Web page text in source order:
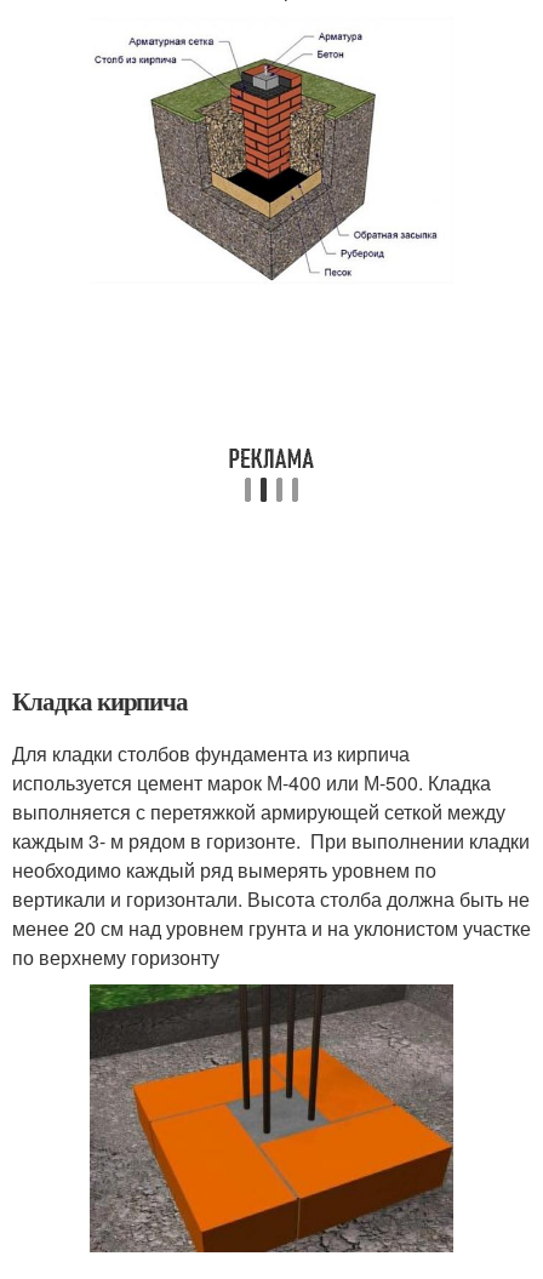
Кладка кирпича
Для кладки столбов фундамента из кирпича
используется цемент марок М-400 или М-500. Кладка
выполняется с перетяжкой армирующей сеткой между
каждым 3- м рядом в горизонте. При выполнении кладки
необходимо каждый ряд вымерять уровнем по
вертикали и горизонтали. Высота столба должна быть не
менее 20 см над уровнем грунта и на уклонистом участке
по верхнему горизонту